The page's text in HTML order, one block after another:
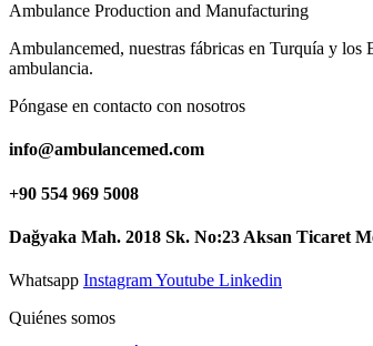
Ambulance Production and Manufacturing
Ambulancemed, nuestras fábricas en Turquía y
ambulancia.
Póngase en contacto con nosotros
info@ambulancemed.com
+90 554 969 5008
Dağyaka Mah. 2018 Sk. No:23 Aksan Ticaret
Whatsapp InstagramYoutube Linkedin
Quiénes somos